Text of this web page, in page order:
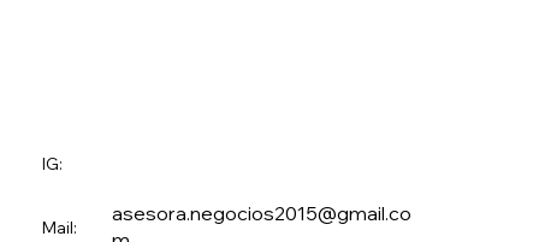
IG:
Mail:
asesora.negocios2015@gmail.co